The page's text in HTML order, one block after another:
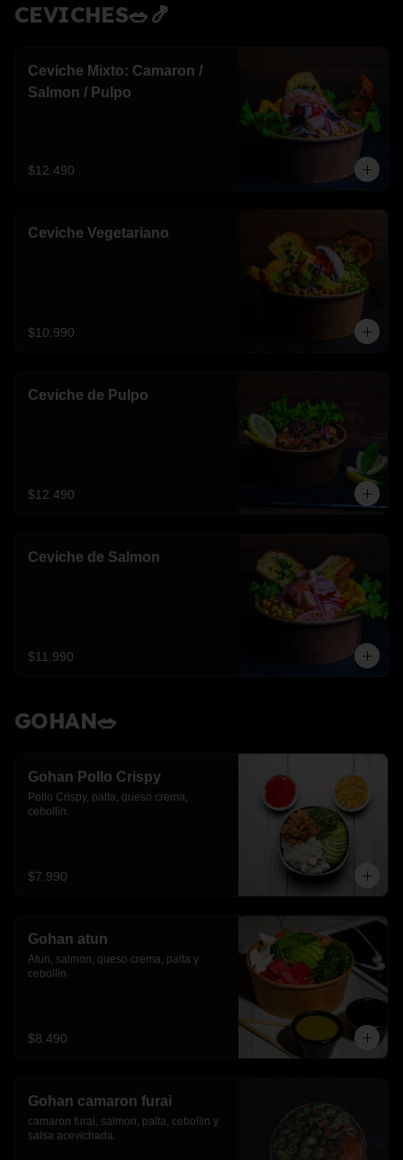
CEVICHES🥗🍤
Ceviche Mixto: Camaron /
Salmon / Pulpo
$12.490
Ceviche Vegetariano
$10.990
Ceviche de Pulpo
$12.490
Ceviche de Salmon
$11.990
GOHAN🥗
Gohan Pollo Crispy
Pollo Crispy, palta, queso crema,
cebollin.
$7.990
Gohan atun
Atun, salmon, queso crema, palta y
cebollin
$8.490
Gohan camaron furai
camaron furai, salmon, palta, cebollin y
salsa acevichada.